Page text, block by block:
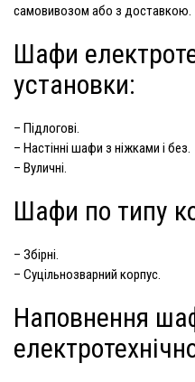
самовивозом або з доставкою.
Шафи
установки:
– Підлогові.
– Настінні шафи з ніжками і без.
– Вуличні.
Шафи по типу
– Збірні.
– Суцільнозварний корпус.
Наповнення